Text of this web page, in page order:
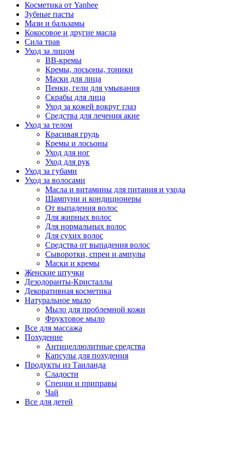
Косметика от Yanhee
Зубные пасты
Мази и бальзамы
Кокосовое и другие масла
Сила трав
Уход за лицом
BB-кремы
Кремы, лосьоны, тоники
Маски для лица
Пенки, гели для умывания
Скрабы для лица
Уход за кожей вокруг глаз
Средства для лечения акне
Уход за телом
Красивая грудь
Кремы и лосьоны
Уход для ног
Уход для рук
Уход за губами
Уход за волосами
Масла и витамины для питания и ухода
Шампуни и кондиционеры
От выпадения волос
Для жирных волос
Для нормальных волос
Для сухих волос
Средства от выпадения волос
Сыворотки, спреи и ампулы
Маски и кремы
Женские штучки
Дезодоранты-Кристаллы
Декоративная косметика
Натуральное мыло
Мыло для проблемной кожи
Фруктовое мыло
Все для массажа
Похудение
Антицеллюлитные средства
Капсулы для похудения
Продукты из Таиланда
Сладости
Специи и приправы
Чай
Все для детей